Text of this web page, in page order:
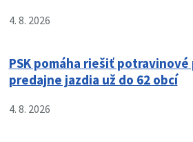
4. 8. 2026
PSK pomáha riešiť
predajne jazdia už do 62 obcí
4. 8. 2026